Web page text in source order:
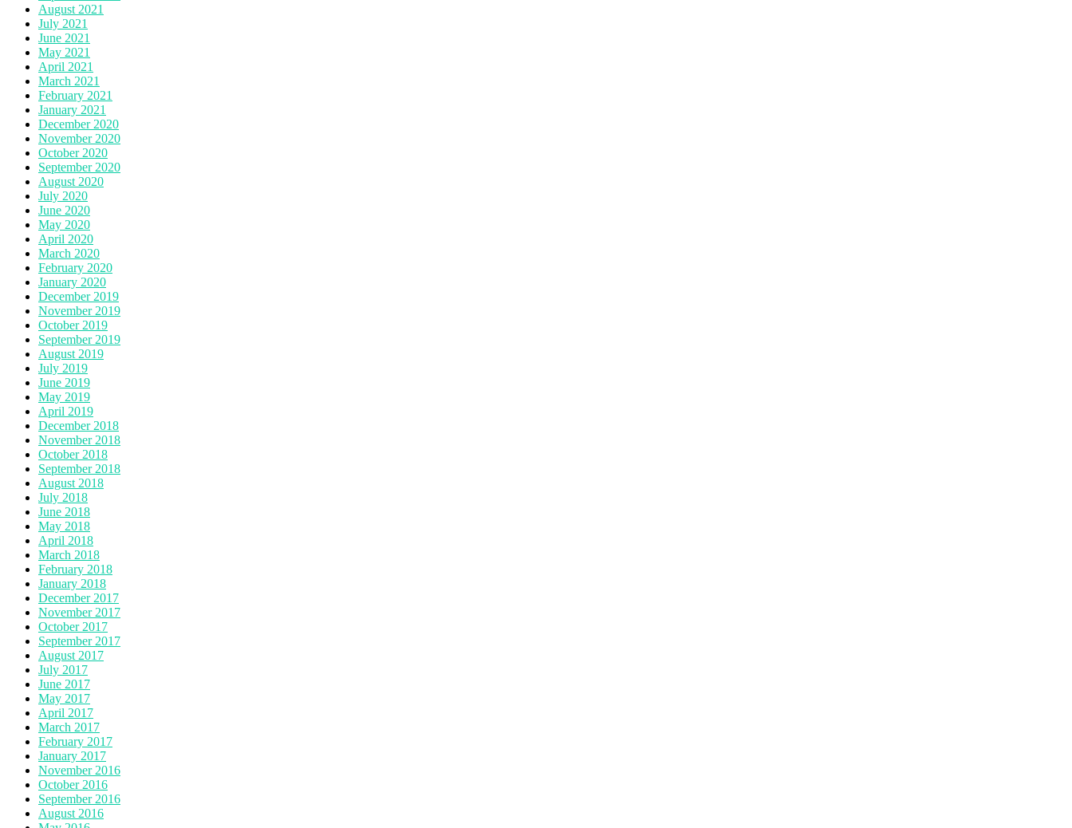
August 2021
July 2021
June 2021
May 2021
April 2021
March 2021
February 2021
January 2021
December 2020
November 2020
October 2020
September 2020
August 2020
July 2020
June 2020
May 2020
April 2020
March 2020
February 2020
January 2020
December 2019
November 2019
October 2019
September 2019
August 2019
July 2019
June 2019
May 2019
April 2019
December 2018
November 2018
October 2018
September 2018
August 2018
July 2018
June 2018
May 2018
April 2018
March 2018
February 2018
January 2018
December 2017
November 2017
October 2017
September 2017
August 2017
July 2017
June 2017
May 2017
April 2017
March 2017
February 2017
January 2017
November 2016
October 2016
September 2016
August 2016